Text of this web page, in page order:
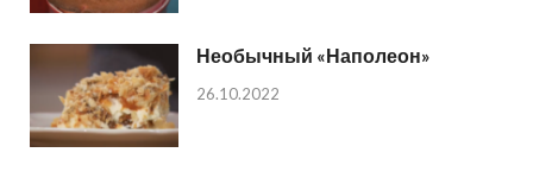
Необычный «Наполеон»
26.10.2022